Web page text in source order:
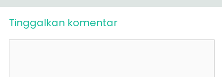
Tinggalkan komentar